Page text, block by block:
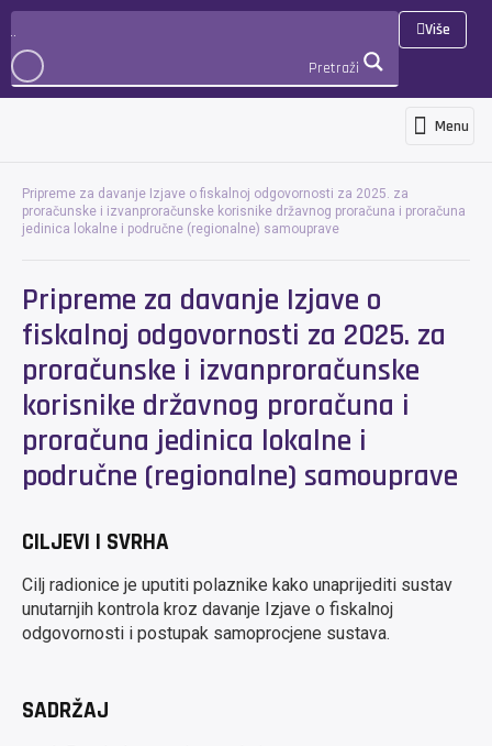
Pretraži
Više
Menu
Pripreme za davanje Izjave o fiskalnoj odgovornosti za 2025. za
proračunske i izvanproračunske korisnike državnog proračuna i proračuna
jedinica lokalne i područne (regionalne) samouprave
Pripreme za davanje Izjave o
fiskalnoj odgovornosti za 2025. za
proračunske i izvanproračunske
korisnike državnog proračuna i
proračuna jedinica lokalne i
područne (regionalne) samouprave
CILJEVI I SVRHA
Cilj radionice je uputiti polaznike kako unaprijediti sustav
unutarnjih kontrola kroz davanje Izjave o fiskalnoj
odgovornosti i postupak samoprocjene sustava.
SADRŽAJ